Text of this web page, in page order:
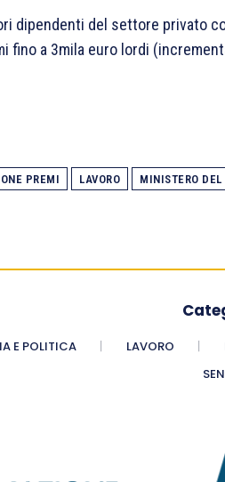
dipendenti del settore privato
fino a 3mila euro lordi
PREMI LAVORO
MINISTERO DEL
E POLITICA LAVORO